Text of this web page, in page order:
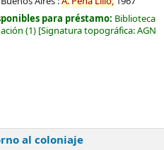
para préstamo: Biblioteca
(1) Signatura topográfica:AGN
al coloniaje